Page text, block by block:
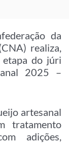
da
realiza,
do júri
2025 –
artesanal
tratamento
adições,